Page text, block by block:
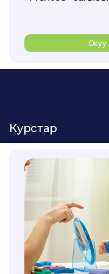
Окуу
Курстар